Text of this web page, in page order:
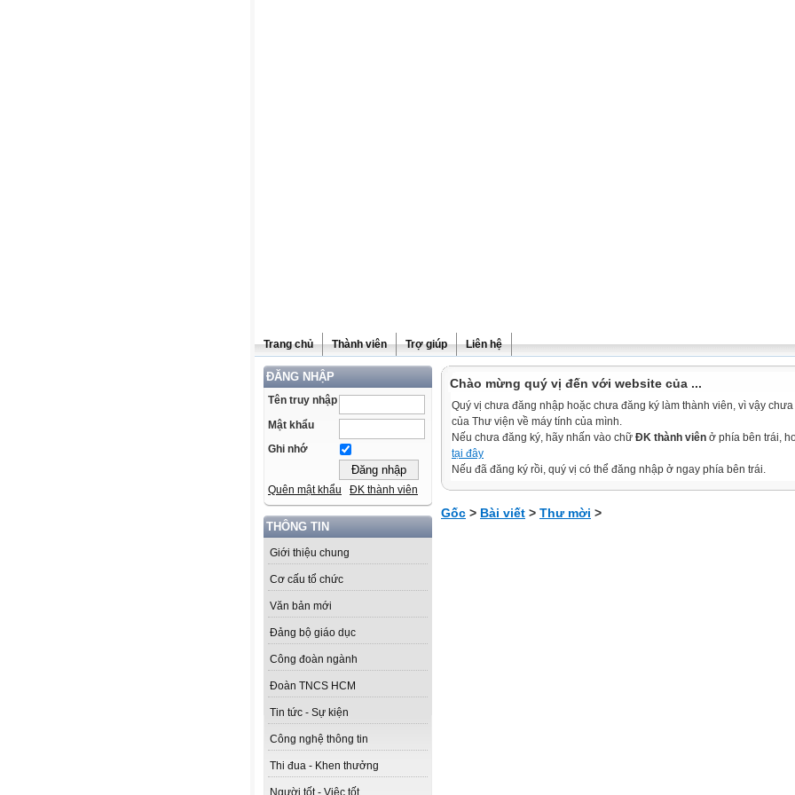
Trang chủ Thành viên Trợ giúp Liên hệ
ĐĂNG NHẬP
Tên truy nhập
Mật khẩu
Ghi nhớ
Quên mật khẩu ĐK thành viên
THÔNG TIN
Giới thiệu chung
Cơ cấu tổ chức
Văn bản mới
Đảng bộ giáo dục
Công đoàn ngành
Đoàn TNCS HCM
Tin tức - Sự kiện
Công nghệ thông tin
Thi đua - Khen thưởng
Người tốt - Việc tốt
Chào mừng quý vị đến với website của ...
Quý vị chưa đăng nhập hoặc chưa đăng ký làm thành viên, vì vậy
của Thư viện về máy tính của mình.
Nếu chưa đăng ký, hãy nhấn vào chữ ĐK thành viên ở phía bên trái,
tại đây
Nếu đã đăng ký rồi, quý vị có thể đăng nhập ở ngay phía bên trái.
Gốc > Bài viết > Thư mời >